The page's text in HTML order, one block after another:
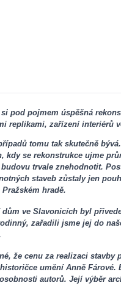
pod pojmem úspěšná
replikami, zařízení interiérů
tomu tak skutečně
kdy se rekonstrukce ujme
trvale znehodnotit.
staveb zůstaly jen
hradě.
dům ve Slavonicích byl
zařadili jsme jej do
že cenu za realizaci stavby
umění Anně
autorů. Její výběr